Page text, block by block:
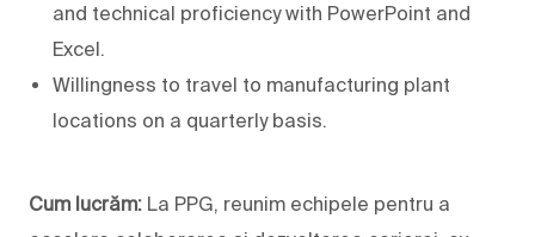
and technical proficiency with PowerPoint and
Excel.
Willingness to travel to manufacturing plant
locations on a quarterly basis.
Cum lucrăm: La PPG, reunim echipele pentru a